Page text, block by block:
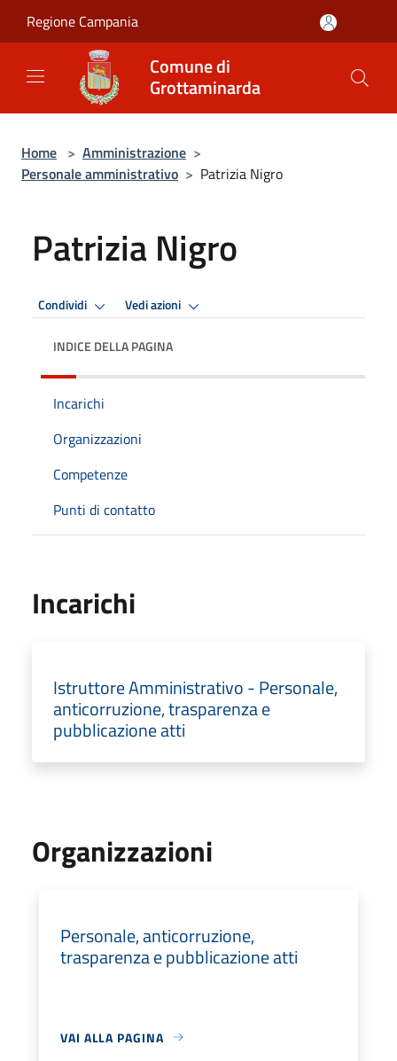
Regione Campania
Comune di
Grottaminarda
Home > Amministrazione >
Personale amministrativo > Patrizia Nigro
Patrizia Nigro
Condividi Vedi azioni
INDICE DELLA PAGINA
Incarichi
Organizzazioni
Competenze
Punti di contatto
Incarichi
Istruttore Amministrativo - Personale,
anticorruzione, trasparenza e
pubblicazione atti
Organizzazioni
Personale, anticorruzione,
trasparenza e pubblicazione atti
VAI ALLA PAGINA